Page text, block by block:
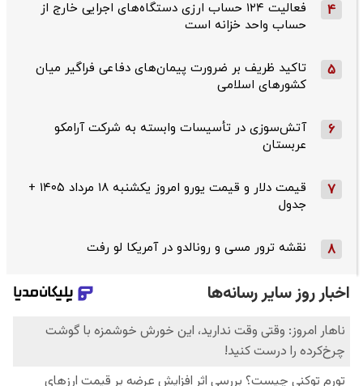
4
فعالیت ۱۲۴ حساب ارزی دستگاه‌های اجرایی خارج از
حساب واحد خزانه است
5
تاکید ظریف بر ضرورت پیمان‌های دفاعی فراگیر میان
کشورهای اسلامی
6
آتش‌سوزی در تأسیسات وابسته به شرکت آرامکو
عربستان
7
قیمت دلار و قیمت یورو امروز یکشنبه ۱۸ مرداد ۱۴۰۵ +
جدول
8 نقشه ترور مسی و رونالدو در آمریکا لو رفت